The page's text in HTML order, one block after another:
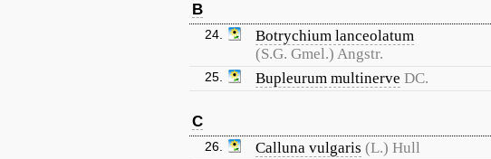
B
24.
Botrychium lanceolatum
(S.G. Gmel.) Angstr.
25. Bupleurum multinerve DC.
C
26. Calluna vulgaris (L.) Hull